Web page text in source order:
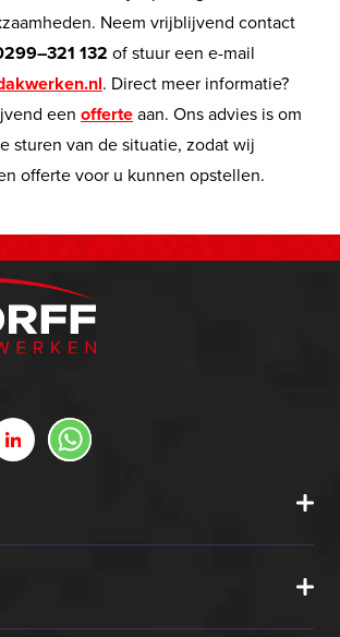
Neem vrijblijvend contact
132 of stuur een e-mail
. Direct meer informatie?
een offerteaan. Ons advies is om
sturen van de situatie, zodat wij
offerte voor u kunnen opstellen.